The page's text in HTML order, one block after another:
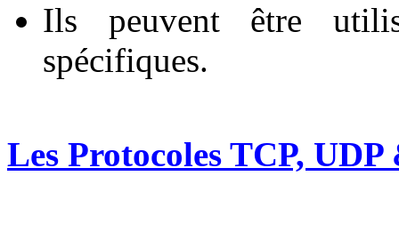
Ils peuvent être
spécifiques.
Les Protocoles TCP,